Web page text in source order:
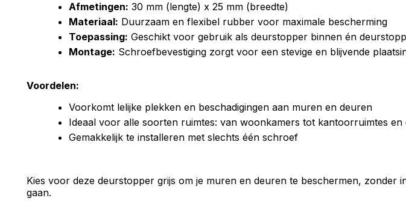
Afmetingen: 30 mm (lengte) x 25 mm (breedte)
Materiaal: Duurzaam en flexibel rubber voor maximale bescherming
Toepassing: Geschikt voor gebruik als deurstopper binnen én
Montage: Schroefbevestiging zorgt voor een stevige en blijvende
Voordelen:
Voorkomt lelijke plekken en beschadigingen aan muren en deuren
Ideaal voor alle soorten ruimtes: van woonkamers tot kantoorruimtes en
Gemakkelijk te installeren met slechts één schroef
Kies voor deze deurstopper grijs om je muren en deuren te beschermen,
gaan.